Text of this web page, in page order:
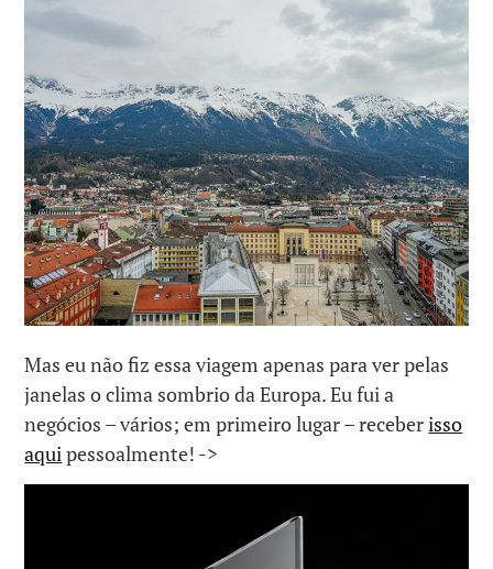
Mas eu não fiz essa viagem apenas para ver pelas
janelas o clima sombrio da Europa. Eu fui a
negócios – vários; em primeiro lugar – receberisso
aquipessoalmente! ->